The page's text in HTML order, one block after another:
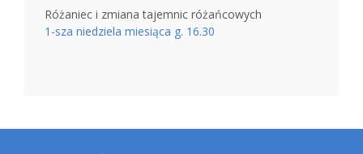
Różaniec i zmiana tajemnic różańcowych
1-sza niedziela miesiąca g. 16.30